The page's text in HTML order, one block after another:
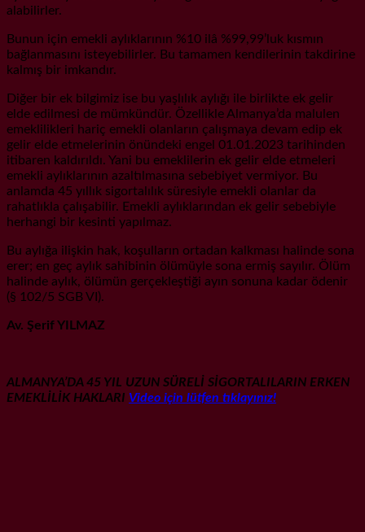
alabilirler.
Bunun için emekli aylıklarının %10 ilâ %99,99’luk kısmın
bağlanmasını isteyebilirler. Bu tamamen kendilerinin takdirine
kalmış bir imkandır.
Diğer bir ek bilgimiz ise bu yaşlılık aylığı ile birlikte ek gelir
elde edilmesi de mümkündür. Özellikle Almanya’da malulen
emeklilikleri hariç emekli olanların çalışmaya devam edip ek
gelir elde etmelerinin önündeki engel 01.01.2023 tarihinden
itibaren kaldırıldı. Yani bu emeklilerin ek gelir elde etmeleri
emekli aylıklarının azaltılmasına sebebiyet vermiyor. Bu
anlamda 45 yıllık sigortalılık süresiyle emekli olanlar da
rahatlıkla çalışabilir. Emekli aylıklarından ek gelir sebebiyle
herhangi bir kesinti yapılmaz.
Bu aylığa ilişkin hak, koşulların ortadan kalkması halinde sona
erer; en geç aylık sahibinin ölümüyle sona ermiş sayılır. Ölüm
halinde aylık, ölümün gerçekleştiği ayın sonuna kadar ödenir
(§ 102/5 SGB VI).
Av. Şerif YILMAZ
ALMANYA’DA 45 YIL UZUN SÜRELİ SİGORTALILARIN ERKEN
EMEKLİLİK HAKLARI Video için lütfen tıklayınız!